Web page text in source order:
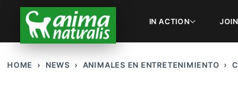
IN ACTION JOIN
HOME NEWS ANIMALES EN ENTRETENIMIENTO